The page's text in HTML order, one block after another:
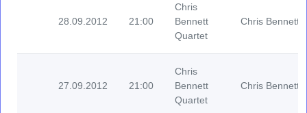
28.09.2012 21:00
Chris
Bennett
Quartet
Chris Bennett
27.09.2012 21:00
Chris
Bennett
Quartet
Chris Bennett